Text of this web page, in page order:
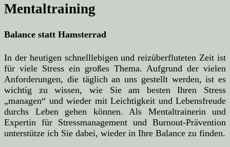
Mentaltraining
Balance statt Hamsterrad
In der heutigen schnelllebigen und reizüberfluteten Zeit ist
für viele Stress ein großes Thema. Aufgrund der vielen
Anforderungen, die täglich an uns gestellt werden, ist es
wichtig zu wissen, wie Sie am besten Ihren Stress
„managen“ und wieder mit Leichtigkeit und Lebensfreude
durchs Leben gehen können. Als Mentaltrainerin und
Expertin für Stressmanagement und Burnout-Prävention
unterstütze ich Sie dabei, wieder in Ihre Balance zu finden.